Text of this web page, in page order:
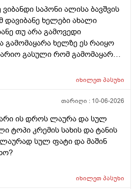
საპონი ალისა ბავშვის
დავიბანე ხელები ახალი
თუ არა გამოვედი
გამომაყარა ხელზე ეს რაიყო
გასული რომ გამომაყარა
იხილეთპასუხი
თარიღი : 10-06-2026
ის დროს ლაურა და სულ
ტოპი კრემის სახის და ტანის
სულ ფატი და მაშინ
იხილეთპასუხი